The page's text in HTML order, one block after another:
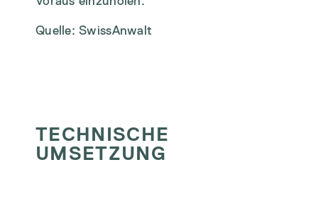
Quelle:SwissAnwalt
TECHNISCHE
UMSETZUNG